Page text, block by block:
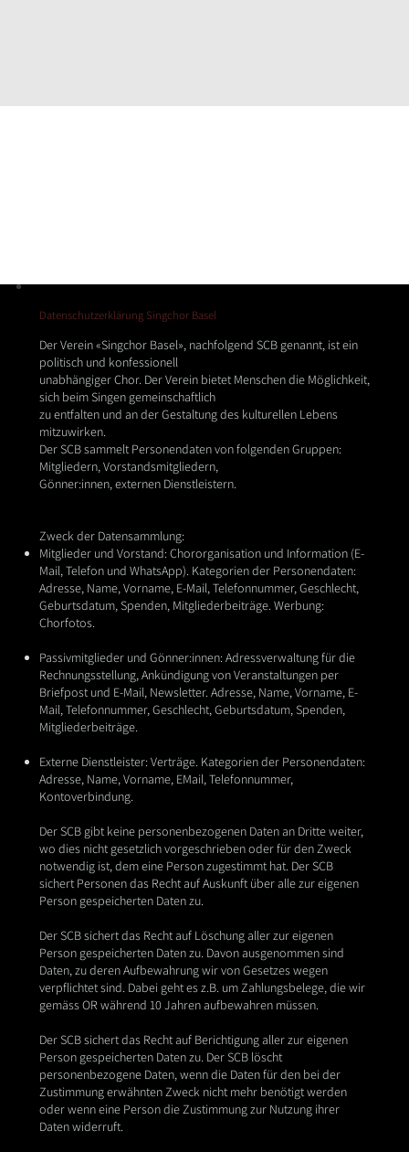
Datenschutzerklärung Singchor Basel
Der Verein «Singchor Basel», nachfolgend SCB genannt, ist ein
politisch und konfessionell
unabhängiger Chor. Der Verein bietet Menschen die Möglichkeit,
sich beim Singen gemeinschaftlich
zu entfalten und an der Gestaltung des kulturellen Lebens
mitzuwirken.
Der SCB sammelt Personendaten von folgenden Gruppen:
Mitgliedern, Vorstandsmitgliedern,
Gönner:innen, externen Dienstleistern.
Zweck der Datensammlung:
Mitglieder und Vorstand: Chororganisation und Information (E-
Mail, Telefon und WhatsApp). Kategorien der Personendaten:
Adresse, Name, Vorname, E-Mail, Telefonnummer,Geschlecht,
Geburtsdatum, Spenden, Mitgliederbeiträge. Werbung:
Chorfotos.
Passivmitglieder und Gönner:innen: Adressverwaltung für die
Rechnungsstellung,Ankündigung von Veranstaltungen per
Briefpost und E-Mail, Newsletter. Adresse, Name,Vorname, E-
Mail, Telefonnummer, Geschlecht, Geburtsdatum, Spenden,
Mitgliederbeiträge.
Externe Dienstleister: Verträge. Kategorien der Personendaten:
Adresse, Name, Vorname, EMail,Telefonnummer,
Kontoverbindung.
Der SCB gibt keine personenbezogenen Daten an Dritte weiter,
wo dies nicht gesetzlich vorgeschrieben oder für den Zweck
notwendig ist, dem eine Person zugestimmt hat. Der SCB
sichert Personen das Recht auf Auskunft über alle zur eigenen
Person gespeicherten Daten zu.
Der SCB sichert das Recht auf Löschung aller zur eigenen
Person gespeicherten Daten zu. Davon ausgenommen sind
Daten, zu deren Aufbewahrung wir von Gesetzes wegen
verpflichtet sind. Dabei geht es z.B. um Zahlungsbelege, die wir
gemäss OR während 10 Jahren aufbewahren müssen.
Der SCB sichert das Recht auf Berichtigung aller zur eigenen
Person gespeicherten Daten zu. Der SCB löscht
personenbezogene Daten, wenn die Daten für den bei der
Zustimmung erwähnten Zweck nicht mehr benötigt werden
oder wenn eine Person die Zustimmung zur Nutzung ihrer
Daten widerruft.